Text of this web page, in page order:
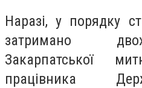
Наразі, у порядку
затримано
Закарпатської
працівника